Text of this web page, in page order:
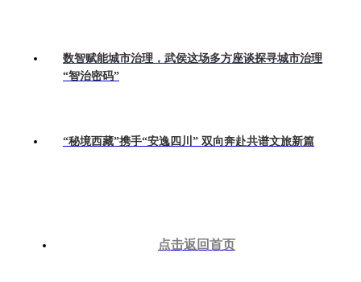
数智赋能城市治理，武侯这场多方座谈探寻城市治理
“智治密码”
“秘境西藏”携手“安逸四川” 双向奔赴共谱文旅新篇
点击返回首页